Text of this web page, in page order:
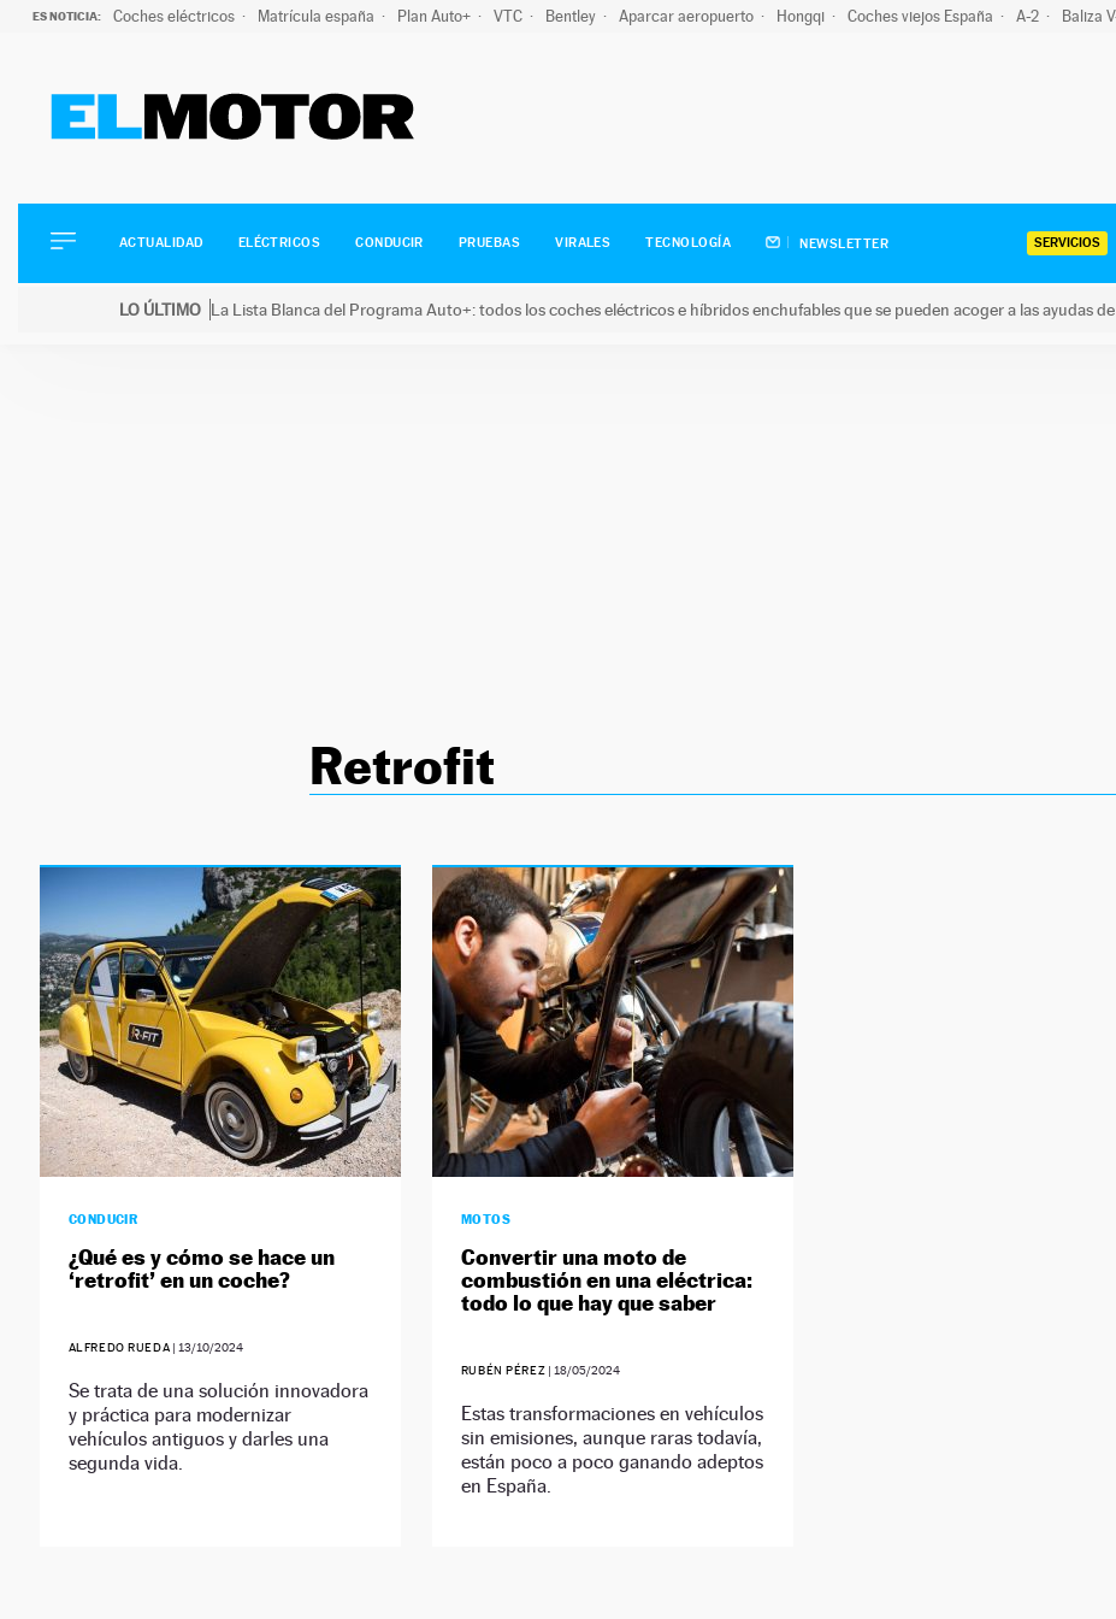
ES NOTICIA: Coches eléctricos Matrícula españa Plan Auto+ VTC Bentley Aparcar aeropuerto Hongqi Coches viejos España A-2 Baliza
ELÉCTRICOS
CONDUCIR
ACTUALIDAD ELÉCTRICOS CONDUCIR PRUEBAS VIRALES TECNOLOGÍA NEWSLETTER SERVICIOS
LO ÚLTIMO La Lista Blanca del Programa Auto+: todos los coches eléctricos e híbridos enchufables que se pueden acoger a las ayudas
Retrofit
CONDUCIR
¿Qué es y cómo se hace un
‘retrofit’ en un coche?
ALFREDO RUEDA | 13/10/2024
Se trata de una solución innovadora
y práctica para modernizar
vehículos antiguos y darles una
segunda vida.
MOTOS
Convertir una moto de
combustión en una eléctrica:
todo lo que hay que saber
RUBÉN PÉREZ | 18/05/2024
Estas transformaciones en vehículos
sin emisiones, aunque raras todavía,
están poco a poco ganando adeptos
en España.